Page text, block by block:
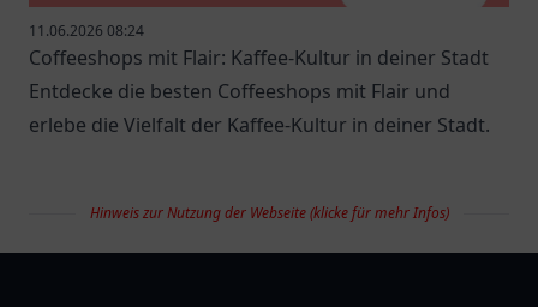
11.06.2026 08:24
Coffeeshops mit Flair: Kaffee-Kultur in deiner Stadt
Entdecke die besten Coffeeshops mit Flair und
erlebe die Vielfalt der Kaffee-Kultur in deiner Stadt.
Hinweis zur Nutzung der Webseite (klicke für mehr Infos)